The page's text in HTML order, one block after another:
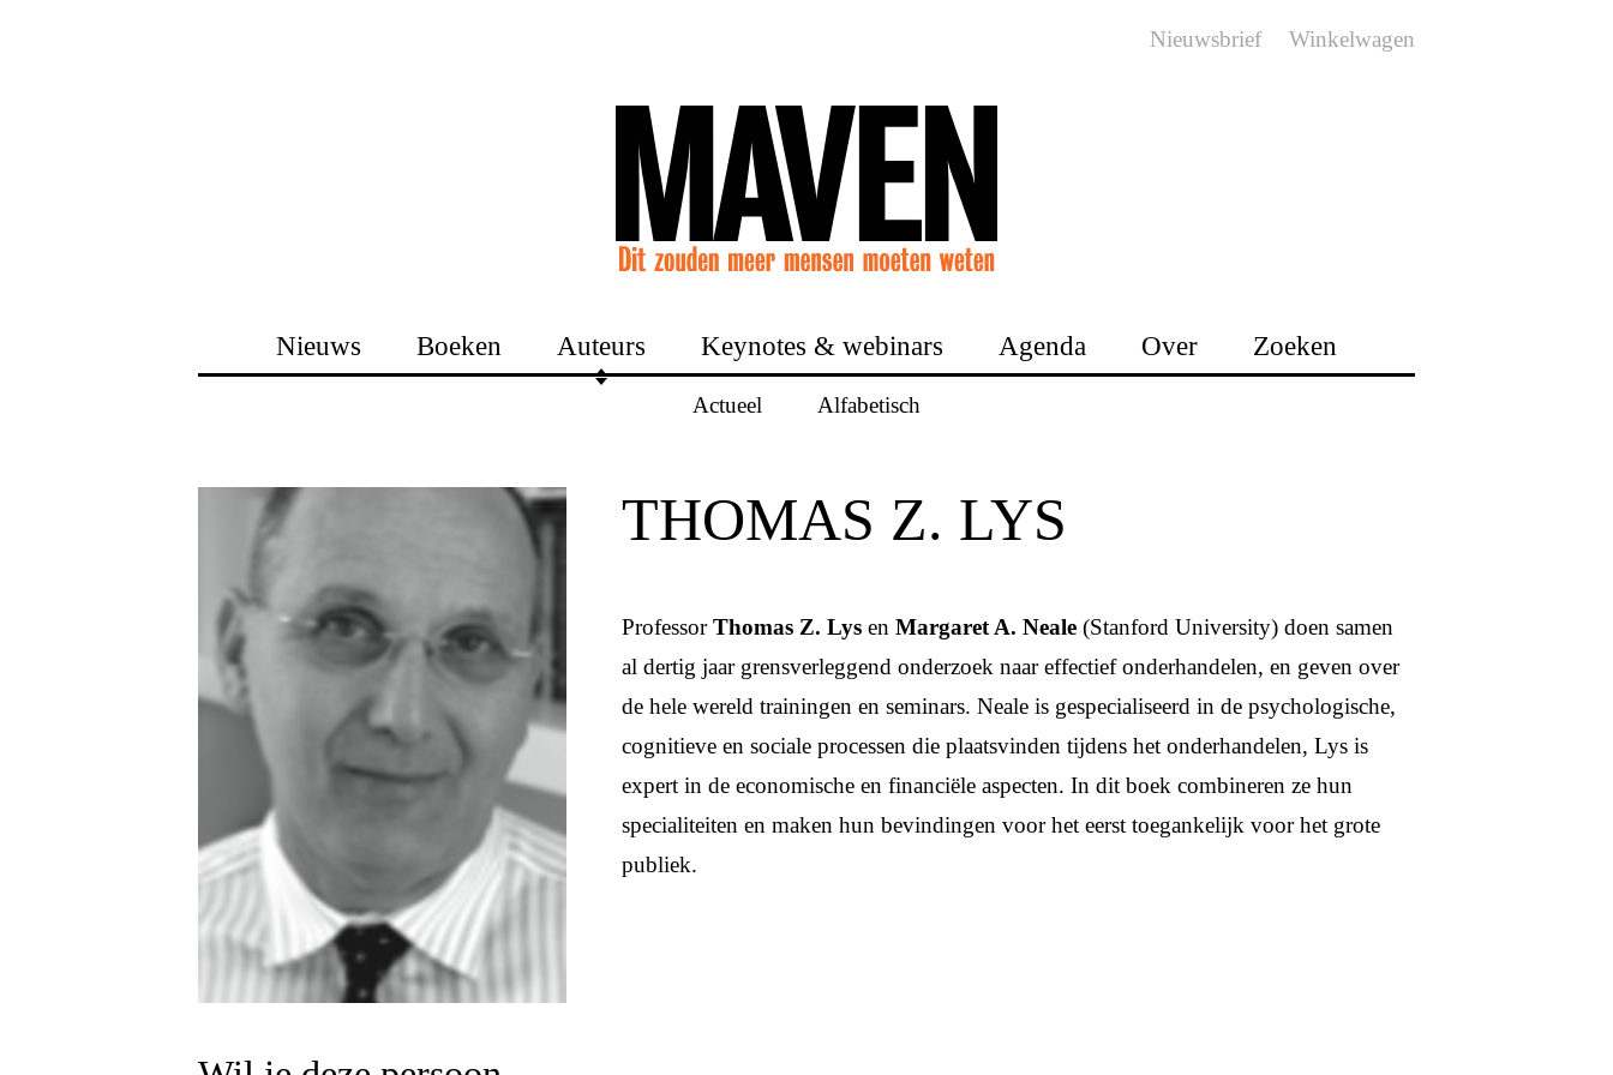
Nieuwsbrief Winkelwagen
Nieuws Boeken Auteurs
Actueel Alfabetisch
Keynotes & webinars Agenda Over Zoeken
THOMAS Z. LYS
ProfessorThomas Z. Lys enMargaret A. Neale (Stanford University) doen samen
al dertig jaar grensverleggend onderzoek naar effectief onderhandelen, en geven over
de hele wereld trainingen en seminars. Neale is gespecialiseerd in de psychologische,
cognitieve en sociale processen die plaatsvinden tijdens het onderhandelen, Lys is
expert in de economische en financiële aspecten. In dit boek combineren ze hun
specialiteiten en maken hun bevindingen voor het eerst toegankelijk voor het grote
publiek.